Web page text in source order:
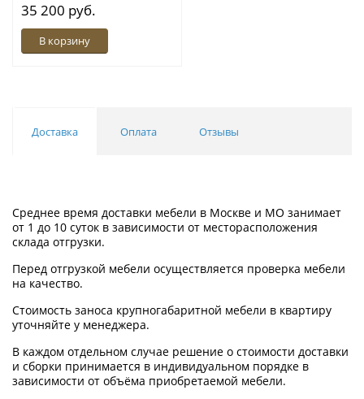
35 200 руб.
В корзину
Доставка Оплата Отзывы
Среднее время доставки мебели в Москве и МО занимает
от 1 до 10 суток в зависимости от месторасположения
склада отгрузки.
Перед отгрузкой мебели осуществляется проверка мебели
на качество.
Стоимость заноса крупногабаритной мебели в квартиру
уточняйте у менеджера.
В каждом отдельном случае решение о стоимости доставки
и сборки принимается в индивидуальном порядке в
зависимости от объёма приобретаемой мебели.